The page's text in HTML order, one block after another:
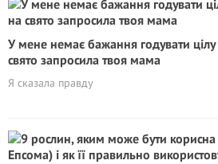
У мене немає бажання годувати
свято запросила твоя мама
Я сказала правду